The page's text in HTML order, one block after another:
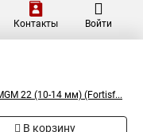
Контакты Войти
22 (10-14 мм) (Fortisf...
В корзину